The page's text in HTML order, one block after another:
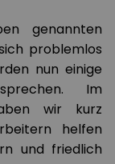
genannten
problemlos
nun einige
Im
wir kurz
helfen
und friedlich